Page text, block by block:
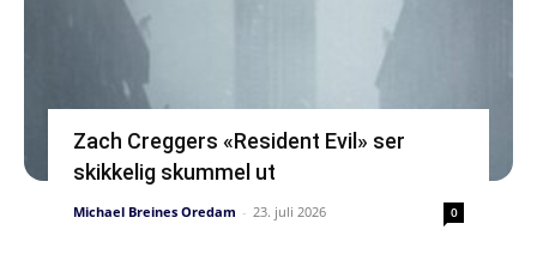
Zach Creggers «Resident Evil» ser
skikkelig skummel ut
Michael Breines Oredam - 23. juli 2026 0